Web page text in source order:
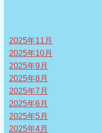
2025年11月
2025年10月
2025年9月
2025年8月
2025年7月
2025年6月
2025年5月
2025年4月